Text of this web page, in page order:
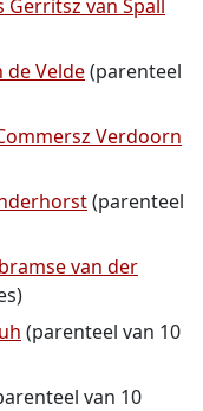
van Spall
de Velde(parenteel
Verdoorn
(parenteel
van der
(parenteel van 10
van 10